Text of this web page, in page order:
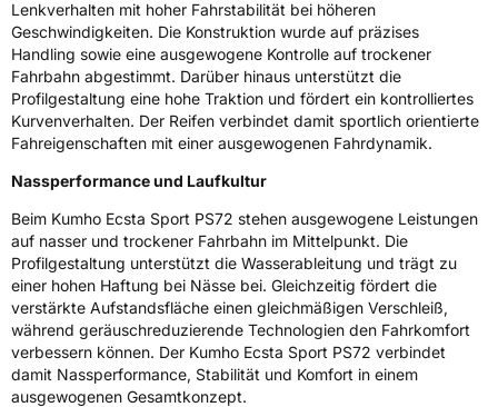
EPREL ID2111021
Allgemeine Produktsicherheit (GPSR)
HerstellerkontaktKumho Tire Europe GmbH, KUMHO TIRE
EUROPE GmbH Strahlenberger Str. 110-112
D-63067 Offenbach Germany, kumhotire.de,
technik@kumhotire.de
Lenkverhalten mit hoher Fahrstabilität bei höheren
Geschwindigkeiten. Die Konstruktion wurde auf präzises
Handling sowie eine ausgewogene Kontrolle auf trockener
Fahrbahn abgestimmt. Darüber hinaus unterstützt die
Profilgestaltung eine hohe Traktion und fördert ein kontrolliertes
Kurvenverhalten. Der Reifen verbindet damit sportlich orientierte
Fahreigenschaften mit einer ausgewogenen Fahrdynamik.
Nassperformance und Laufkultur
Beim Kumho Ecsta Sport PS72 stehen ausgewogene Leistungen
auf nasser und trockener Fahrbahn im Mittelpunkt. Die
Profilgestaltung unterstützt die Wasserableitung und trägt zu
einer hohen Haftung bei Nässe bei. Gleichzeitig fördert die
verstärkte Aufstandsfläche einen gleichmäßigen Verschleiß,
während geräuschreduzierende Technologien den Fahrkomfort
verbessern können. Der Kumho Ecsta Sport PS72 verbindet
damit Nassperformance, Stabilität und Komfort in einem
ausgewogenen Gesamtkonzept.